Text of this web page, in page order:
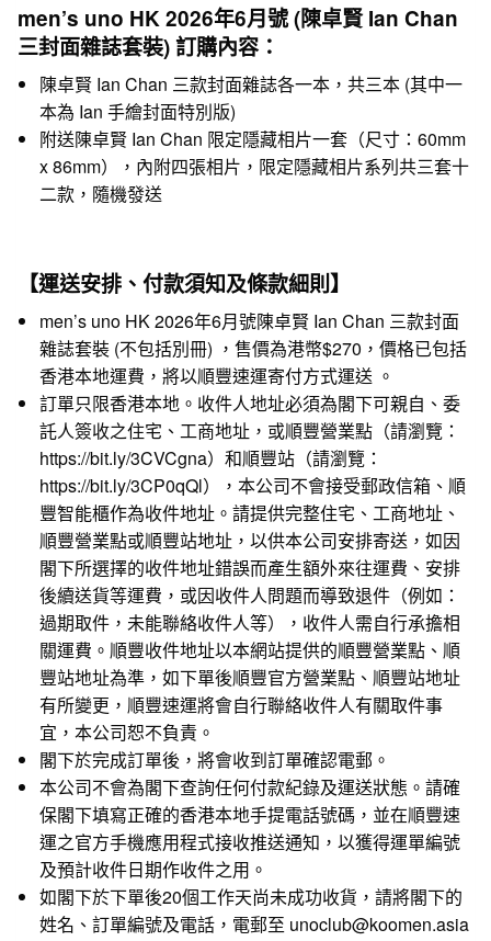
men’s uno HK 2026年6月號(陳卓賢Ian Chan
三封面雜誌套裝)訂購內容：
陳卓賢 Ian Chan 三款封面雜誌各一本，共三本 (其中一
本為 Ian 手繪封面特別版)
附送陳卓賢 Ian Chan 限定隱藏相片一套（尺寸：60mm
x 86mm），內附四張相片，限定隱藏相片系列共三套十
二款，隨機發送
【運送安排、付款須知及條款細則】
men’s uno HK 2026年6月號陳卓賢 Ian Chan 三款封面
雜誌套裝 (不包括別冊) ，售價為港幣$270，價格已包括
香港本地運費，將以順豐速運寄付方式運送 。
訂單只限香港本地。收件人地址必須為閣下可親自、委
託人簽收之住宅、工商地址，或順豐營業點（請瀏覽：
https://bit.ly/3CVCgna）和順豐站（請瀏覽：
https://bit.ly/3CP0qQl），本公司不會接受郵政信箱、順
豐智能櫃作為收件地址。請提供完整住宅、工商地址、
順豐營業點或順豐站地址，以供本公司安排寄送，如因
閣下所選擇的收件地址錯誤而產生額外來往運費、安排
後續送貨等運費，或因收件人問題而導致退件（例如：
過期取件，未能聯絡收件人等），收件人需自行承擔相
關運費。順豐收件地址以本網站提供的順豐營業點、順
豐站地址為準，如下單後順豐官方營業點、順豐站地址
有所變更，順豐速運將會自行聯絡收件人有關取件事
宜，本公司恕不負責。
閣下於完成訂單後，將會收到訂單確認電郵。
本公司不會為閣下查詢任何付款紀錄及運送狀態。請確
保閣下填寫正確的香港本地手提電話號碼，並在順豐速
運之官方手機應用程式接收推送通知，以獲得運單編號
及預計收件日期作收件之用。
如閣下於下單後20個工作天尚未成功收貨，請將閣下的
姓名、訂單編號及電話，電郵至 unoclub@koomen.asia